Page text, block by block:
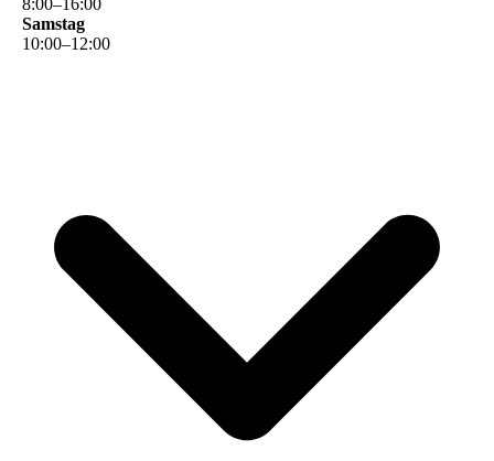
8:00–16:00
Samstag
10:00–12:00